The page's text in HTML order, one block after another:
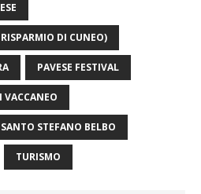
DI CUNEO)
PAVESE FESTIVAL
VACCANEO
SANTO STEFANO BELBO
TURISMO